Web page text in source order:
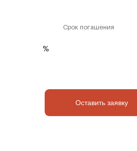
%
Срок погашения
Оставить заявку